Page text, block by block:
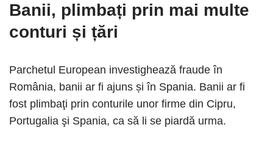
Banii, plimbați prin mai multe
conturi și țări
Parchetul European investighează fraude în
România, banii ar fi ajuns și în Spania. Banii ar fi
fost plimbaţi prin conturile unor firme din Cipru,
Portugalia şi Spania, ca să li se piardă urma.